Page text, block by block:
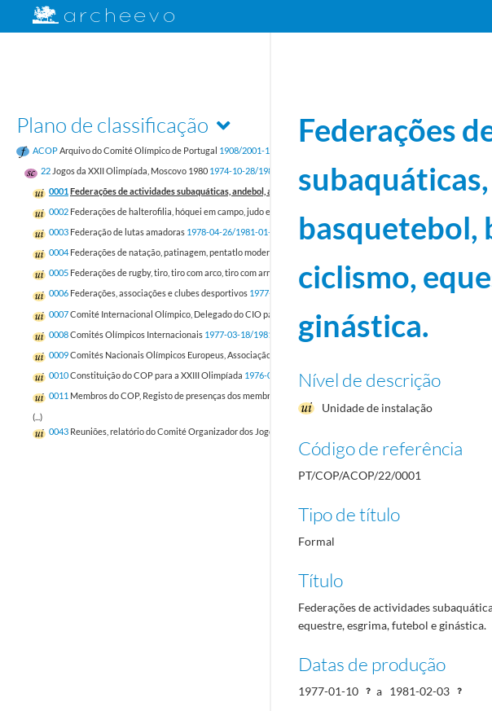
Plano de classificação
ACOPArquivo do Comité Olímpico de Portugal 1908/2001-12-31
22 Jogos da XXII Olimpíada, Moscovo 1980 1974-10-28/1981-10-23
0001 Federações de actividades subaquáticas, andebol, atletismo, basquetebol, badminton, boxe, ciclismo,
0002 Federações de halterofilia, hóquei em campo, judo e lawn tenis
0003 Federação de lutas amadoras 1978-04-26/1981-01-30
0004 Federações de natação, patinagem, pentatlo moderno, remo
0005 Federações de rugby, tiro, tiro com arco, tiro com armas de caça, vela e voleibol1975-07-18/1980-12-12
0006 Federações, associações e clubes desportivos 1977-02-03/1981-01-19
0007Comité Internacional Olímpico, Delegado do CIO para Portugal1977-03-15/1980-11-11
0008Comités Olímpicos Internacionais 1977-03-18/1981-01-02
0009Comités Nacionais Olímpicos Europeus, Associação Comités Nacionais Olímpicos. Reuniões CIO com
0010Constituição do COP para a XXIII Olimpíada 1976-09-27/1980-12-26
0011 Membros do COP, Registo de presenças dos membros do COP, Boletim do COP
(...)
0043 Reuniões, relatório do Comité Organizador dos Jogos Olímpicos de Moscovo, Academia Olímpica
Federações
basquetebol,
ciclismo,
ginástica.
Nível de descrição
Unidade de instalação
Código de referência
PT/COP/ACOP/22/0001
Tipo de título
Formal
Título
Federações de actividades
equestre, esgrima, futebol e ginástica.
Datas de produção
1977-01-10 a 1981-02-03